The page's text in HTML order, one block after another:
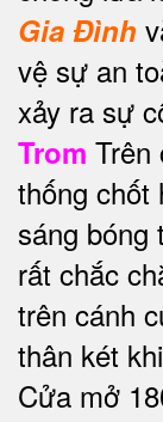
Gia Đình
vệ sự an
xảy ra sự
Trom Trên
thống chốt
sáng bóng
rất chắc
trên cánh
thân két
Cửa mở